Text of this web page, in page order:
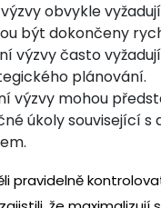
obvykle
být dokončeny
výzvy často
plánování.
výzvy mohou
úkoly související s
pravidelně